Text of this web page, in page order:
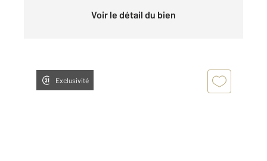
Voir le détail du bien
Exclusivité